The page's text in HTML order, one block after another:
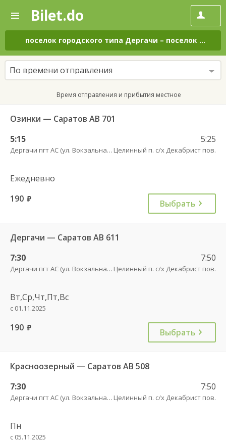
—
Поиск
и
покупка
билетов
на
автобус
онлайн
Bilet.do
поселок городского типа Дергачи – поселок Целинный
По времени отправления
Время отправления и прибытия местное
Озинки — Саратов АВ 701
5:15
Дергачи пгт АС (ул. Вокзальная, 5А)
5:25
Целинный п. с/х Декабрист пов.
Ежедневно
190 руб. Выбрать
Дергачи — Саратов АВ 611
7:30
Дергачи пгт АС (ул. Вокзальная, 5А)
7:50
Целинный п. с/х Декабрист пов.
Вт,Ср,Чт,Пт,Вс
с 01.11.2025
190 руб. Выбрать
Красноозерный — Саратов АВ 508
7:30
Дергачи пгт АС (ул. Вокзальная, 5А)
7:50
Целинный п. с/х Декабрист пов.
Пн
с 05.11.2025